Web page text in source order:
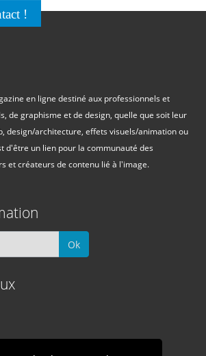
!
en ligne destiné aux professionnels et
de graphisme et de design, quelle que soit leur
design/architecture, effets visuels/animation ou
d'être un lien pour la communauté des
et créateurs de contenu lié à l'image.
Ok